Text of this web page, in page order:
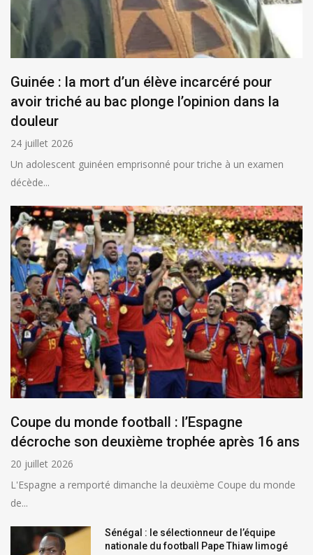
Guinée : la mort d’un élève incarcéré pour
avoir triché au bac plonge l’opinion dans la
douleur
24 juillet 2026
Un adolescent guinéen emprisonné pour triche à un examen
décède...
Coupe du monde football : l’Espagne
décroche son deuxième trophée après 16 ans
20 juillet 2026
L'Espagne a remporté dimanche la deuxième Coupe du monde
de...
Sénégal : le sélectionneur de l’équipe
nationale du football Pape Thiaw limogé